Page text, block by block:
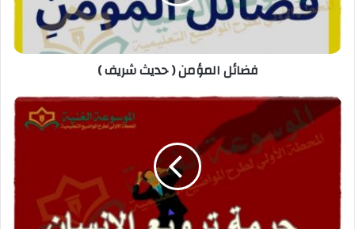
فضائل المؤمن ( حديث شريف )